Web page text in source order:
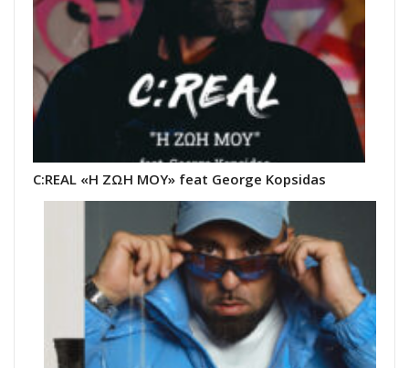
C:REAL «Η ΖΩΗ ΜΟΥ» feat George Kopsidas